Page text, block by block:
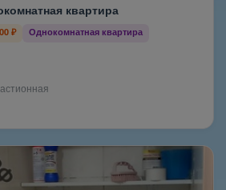
квартира
₽
Однокомнатная квартира